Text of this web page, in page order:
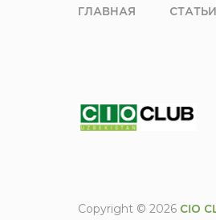
ГЛАВНАЯ СТАТЬИ
Copyright © 2026 CIO